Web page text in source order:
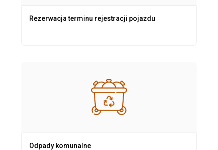
Rezerwacja terminu rejestracji pojazdu
Odpady komunalne